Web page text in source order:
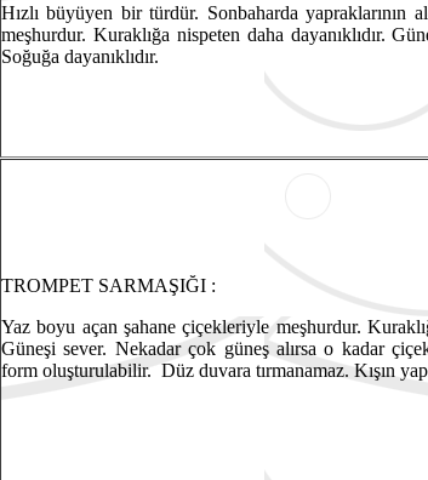
Hızlı büyüyen bir türdür. Sonbaharda yapraklarının
meşhurdur. Kuraklığa nispeten daha dayanıklıdır.
Soğuğa dayanıklıdır.
TROMPET SARMAŞIĞI :
Yaz boyu açan şahane çiçekleriyle meşhurdur.
Güneşi sever. Nekadar çok güneş alırsa o kadar
form oluşturulabilir. Düz duvara tırmanamaz. Kışın